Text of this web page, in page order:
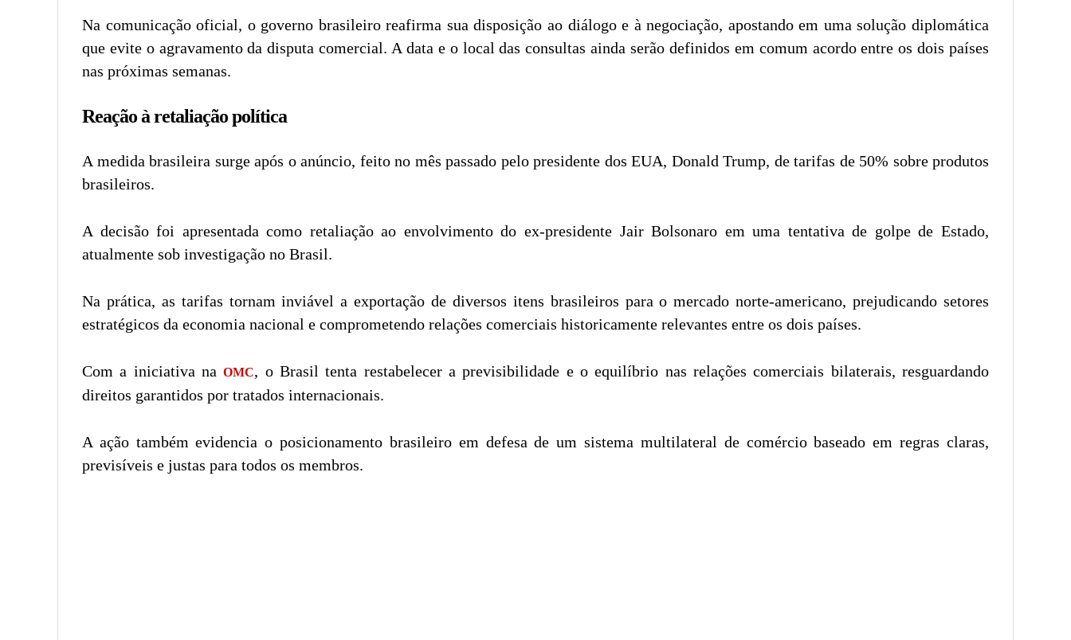
Na comunicação oficial, o governo brasileiro reafirma sua disposição ao diálogo e à negociação, apostando em uma solução diplomática
que evite o agravamento da disputa comercial. A data e o local das consultas ainda serão definidos em comum acordo entre os dois países
nas próximas semanas.
Reação à retaliação política
A medida brasileira surge após o anúncio, feito no mês passado pelo presidente dos EUA, Donald Trump, de tarifas de 50% sobre produtos
brasileiros.
A decisão foi apresentada como retaliação ao envolvimento do ex-presidente Jair Bolsonaro em uma tentativa de golpe de Estado,
atualmente sob investigação no Brasil.
Na prática, as tarifas tornam inviável a exportação de diversos itens brasileiros para o mercado norte-americano, prejudicando setores
estratégicos da economia nacional e comprometendo relações comerciais historicamente relevantes entre os dois países.
Com a iniciativa naOMC, o Brasil tenta restabelecer a previsibilidade e o equilíbrio nas relações comerciais bilaterais, resguardando
direitos garantidos por tratados internacionais.
A ação também evidencia o posicionamento brasileiro em defesa de um sistema multilateral de comércio baseado em regras claras,
previsíveis e justas para todos os membros.